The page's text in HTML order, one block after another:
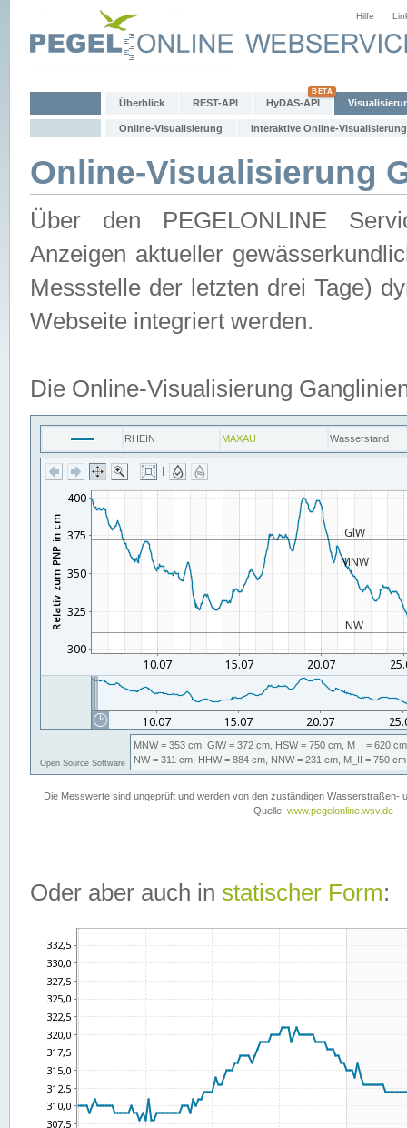
Hilfe
Überblick REST-API HyDAS-API
Online-Visualisierung Interaktive Online-Visualisierung
Online-Visualisierung
Über den PEGELONLINE
Anzeigen aktueller
Messstelle der letzten drei Tage)
Webseite integriert werden.
Die Online-Visualisierung
Oder aber auch in statischer Form: